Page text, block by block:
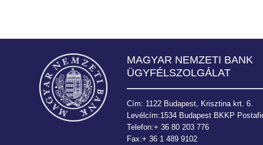
MAGYAR NEMZETI BANK
ÜGYFÉLSZOLGÁLAT
Cím: 1122 Budapest, Krisztina krt. 6.
Levélcím:1534 Budapest BKKP
Telefon:+ 36 80 203 776
Fax:+ 36 1 489 9102